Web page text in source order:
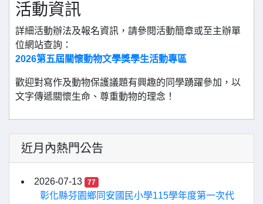
活動資訊
詳細活動辦法及報名資訊，請參閱活動簡章或至主辦單
位網站查詢：
2026第五屆關懷動物文學獎學生活動專區
歡迎對寫作及動物保護議題有興趣的同學踴躍參加，以
文字傳遞關懷生命、尊重動物的理念！
近月內熱門公告
2026-07-13 77
彰化縣芬園鄉同安國民小學115學年度第一次代